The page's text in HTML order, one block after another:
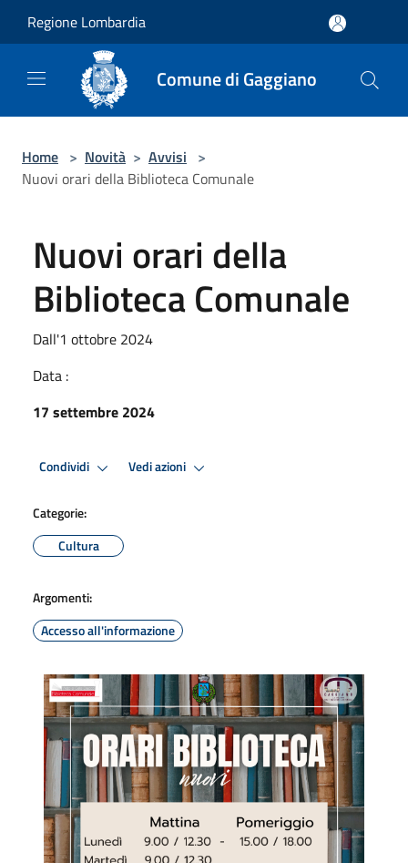
Regione Lombardia
Comune di Gaggiano
Home > Novità > Avvisi >
Nuovi orari della Biblioteca Comunale
Nuovi orari della
Biblioteca Comunale
Dall'1 ottobre 2024
Data :
17 settembre 2024
Condividi Vedi azioni
Categorie:
Cultura
Argomenti:
Accesso all'informazione